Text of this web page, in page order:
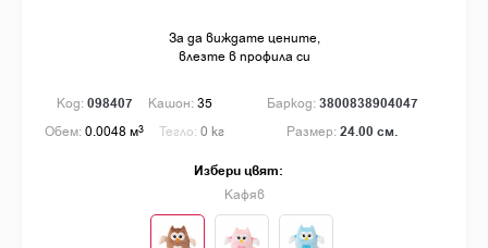
За да виждате цените,
влезте в профила си
Код: 098407 Кашон: 35
Обем: 0.0048 м3 Тегло: 0 кг
Баркод: 3800838904047
Размер: 24.00 см.
Избери цвят:
Кафяв